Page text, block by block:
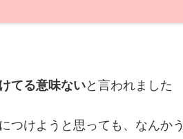
てる意味ないと言われました
つけようと思っても、なんかう